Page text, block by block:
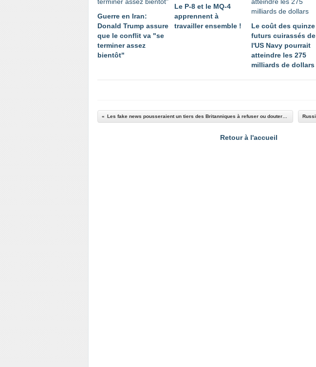
Guerre en Iran:
Donald Trump assure
que le conflit va "se
terminer assez
bientôt"
Le P-8 et le MQ-4
apprennent à
travailler ensemble !
Le coût des quinze
futurs cuirassés de
l'US Navy pourrait
atteindre les 275
milliards de dollars
Retour à l'accueil